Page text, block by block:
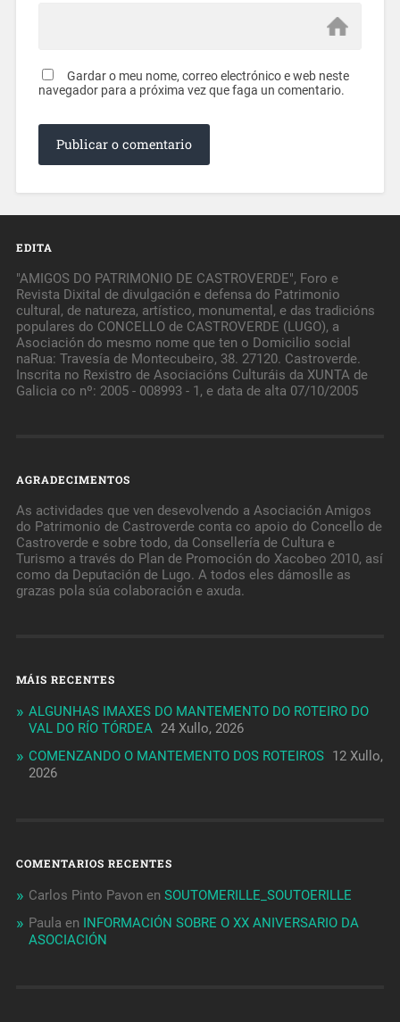
Gardar o meu nome, correo electrónico e web neste
navegador para a próxima vez que faga un comentario.
EDITA
"AMIGOS DO PATRIMONIO DE CASTROVERDE", Foro e
Revista Dixital de divulgación e defensa do Patrimonio
cultural, de natureza, artístico, monumental, e das tradicións
populares do CONCELLO de CASTROVERDE (LUGO), a
Asociación do mesmo nome que ten o Domicilio social
naRua: Travesía de Montecubeiro, 38. 27120. Castroverde.
Inscrita no Rexistro de Asociacións Culturáis da XUNTA de
Galicia co nº: 2005 - 008993 - 1, e data de alta 07/10/2005
AGRADECIMENTOS
As actividades que ven desevolvendo a Asociación Amigos
do Patrimonio de Castroverde conta co apoio do Concello de
Castroverde e sobre todo, da Consellería de Cultura e
Turismo a través do Plan de Promoción do Xacobeo 2010, así
como da Deputación de Lugo. A todos eles dámoslle as
grazas pola súa colaboración e axuda.
MÁIS RECENTES
ALGUNHAS IMAXES DO MANTEMENTO DO ROTEIRO DO
VAL DO RÍO TÓRDEA 24 Xullo, 2026
COMENZANDO O MANTEMENTO DOS ROTEIROS 12 Xullo,
2026
COMENTARIOS RECENTES
Carlos Pinto Pavon en SOUTOMERILLE_SOUTOERILLE
Paula en INFORMACIÓN SOBRE O XX ANIVERSARIO DA
ASOCIACIÓN